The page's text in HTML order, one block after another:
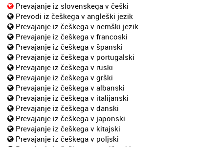
Prevajanje iz slovenskega v češki
Prevodi iz češkega v angleški jezik
Prevajanje iz češkega v nemški jezik
Prevajanje iz češkega v francoski
Prevajanje iz češkega v španski
Prevajanje iz češkega v portugalski
Prevajanje iz češkega v ruski
Prevajanje iz češkega v grški
Prevajanje iz češkega v albanski
Prevajanje iz češkega v italijanski
Prevajanje iz češkega v danski
Prevajanje iz češkega v japonski
Prevajanje iz češkega v kitajski
Prevajanje iz češkega v poljski